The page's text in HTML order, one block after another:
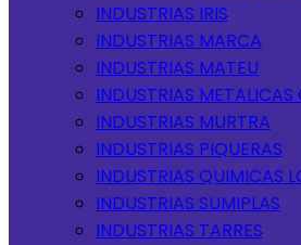
INDUSTRIAS IRIS
INDUSTRIAS MARCA
INDUSTRIAS MATEU
INDUSTRIAS METALICAS
INDUSTRIAS MURTRA
INDUSTRIAS PIQUERAS
INDUSTRIAS QUIMICAS
INDUSTRIAS SUMIPLAS
INDUSTRIAS TARRES